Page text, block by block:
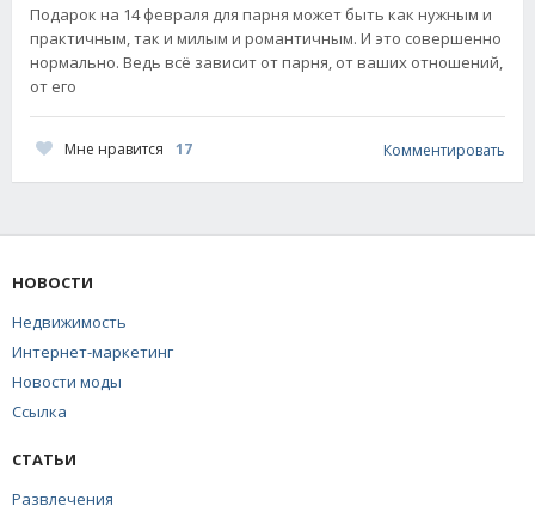
Подарок на 14 февраля для парня может быть как нужным и
практичным, так и милым и романтичным. И это совершенно
нормально. Ведь всё зависит от парня, от ваших отношений,
от его
Мне нравится 17 Комментировать
НОВОСТИ
Недвижимость
Интернет-маркетинг
Новости моды
Ссылка
СТАТЬИ
Развлечения